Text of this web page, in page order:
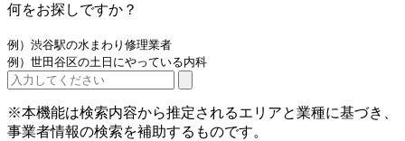
何をお探しですか？
例）渋谷駅の水まわり修理業者
例）世田谷区の土日にやっている内科
※本機能は検索内容から推定されるエリアと業種に基づき、
事業者情報の検索を補助するものです。